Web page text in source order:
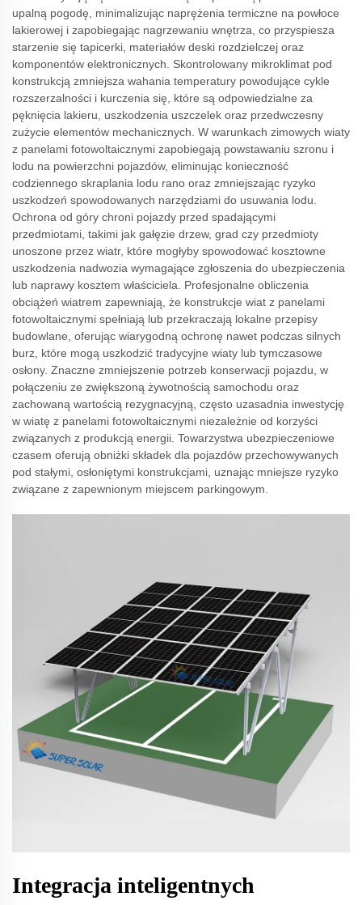
upalną pogodę, minimalizując naprężenia termiczne na powłoce
lakierowej i zapobiegając nagrzewaniu wnętrza, co przyspiesza
starzenie się tapicerki, materiałów deski rozdzielczej oraz
komponentów elektronicznych. Skontrolowany mikroklimat pod
konstrukcją zmniejsza wahania temperatury powodujące cykle
rozszerzalności i kurczenia się, które są odpowiedzialne za
pęknięcia lakieru, uszkodzenia uszczelek oraz przedwczesny
zużycie elementów mechanicznych. W warunkach zimowych wiaty
z panelami fotowoltaicznymi zapobiegają powstawaniu szronu i
lodu na powierzchni pojazdów, eliminując konieczność
codziennego skraplania lodu rano oraz zmniejszając ryzyko
uszkodzeń spowodowanych narzędziami do usuwania lodu.
Ochrona od góry chroni pojazdy przed spadającymi
przedmiotami, takimi jak gałęzie drzew, grad czy przedmioty
unoszone przez wiatr, które mogłyby spowodować kosztowne
uszkodzenia nadwozia wymagające zgłoszenia do ubezpieczenia
lub naprawy kosztem właściciela. Profesjonalne obliczenia
obciążeń wiatrem zapewniają, że konstrukcje wiat z panelami
fotowoltaicznymi spełniają lub przekraczają lokalne przepisy
budowlane, oferując wiarygodną ochronę nawet podczas silnych
burz, które mogą uszkodzić tradycyjne wiaty lub tymczasowe
osłony. Znaczne zmniejszenie potrzeb konserwacji pojazdu, w
połączeniu ze zwiększoną żywotnością samochodu oraz
zachowaną wartością rezygnacyjną, często uzasadnia inwestycję
w wiatę z panelami fotowoltaicznymi niezależnie od korzyści
związanych z produkcją energii. Towarzystwa ubezpieczeniowe
czasem oferują obniżki składek dla pojazdów przechowywanych
pod stałymi, osłoniętymi konstrukcjami, uznając mniejsze ryzyko
związane z zapewnionym miejscem parkingowym.
Integracja inteligentnych